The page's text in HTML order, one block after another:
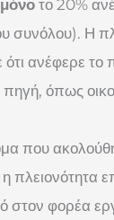
μόνο το 20%
συνόλου). Η
ότι ανέφερε το
όπως
που
πλειονότητα
στον φορέα